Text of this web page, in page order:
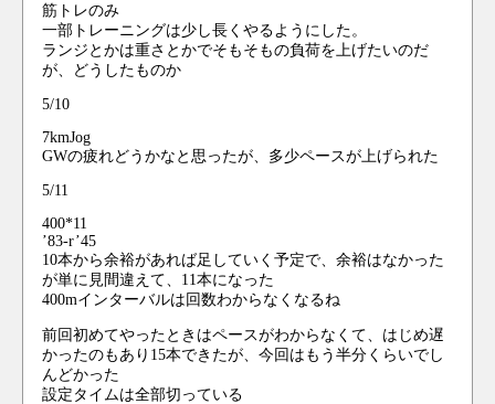
筋トレのみ
一部トレーニングは少し長くやるようにした。
ランジとかは重さとかでそもそもの負荷を上げたいのだ
が、どうしたものか
5/10
7kmJog
GWの疲れどうかなと思ったが、多少ペースが上げられた
5/11
400*11
’83-r’45
10本から余裕があれば足していく予定で、余裕はなかった
が単に見間違えて、11本になった
400mインターバルは回数わからなくなるね
前回初めてやったときはペースがわからなくて、はじめ遅
かったのもあり15本できたが、今回はもう半分くらいでし
んどかった
設定タイムは全部切っている